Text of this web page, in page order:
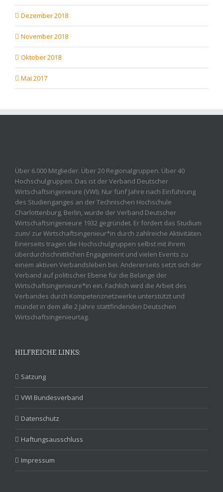
Dezember 2018
November 2018
Oktober 2018
Mai 2017
Über 6.000 Mitglieder. Über 20 Regionalgruppen. Über 40
Hochschulgruppen. Das ist der Verband Deutscher
Wirtschaftsingenieure (VWI). Nur fünf Jahre nach Einführung
des Studienganges an der Technischen Hochschule
Charlottenburg, Berlin, wurde der Verband Deutscher
Wirtschaftsingenieure 1932 gegründet. Er fördert das Studium
zum/ zur Wirtschaftsingenieur*in durch zahlreiche Aktivitäten.
Einerseits tragen die Hochschulgruppen selbst mit ihrem
überdurchschnittlichen Engagement und vielen Events zu
einem aktiven Verbandsleben bei. Andererseits setzt sich der
Verband auf politischer Ebene für die Belange der
Wirtschaftsingenieure*in ein. Fachlich wird die Arbeit des
Verbandes durch Kompetenznetzwerke unterstützt und
mündet in dem alle 2 Jahre stattfindenden Deutschen
Wirtschaftsingenieurtag.
HILFREICHE LINKS:
Satzung
VWI Bundesverband
Datenschutz
Haftungsausschluss
Impressum